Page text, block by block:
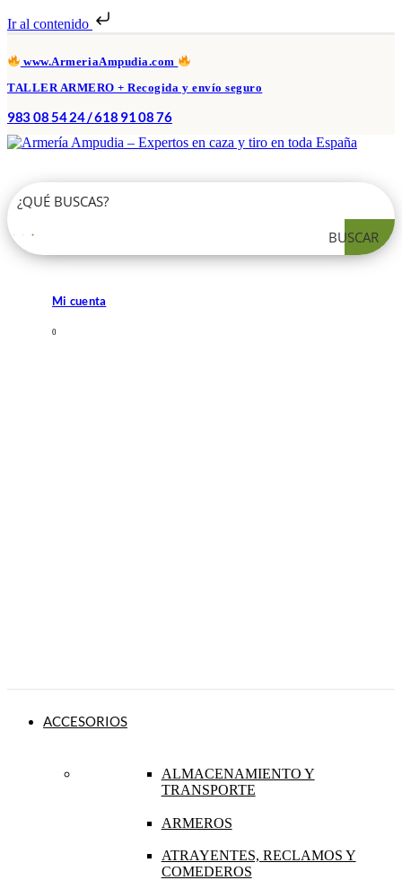
Ir al contenido
www.ArmeriaAmpudia.com
TALLER ARMERO + Recogida y envío seguro
983 08 54 24 / 618 91 08 76
BUSCAR
Mi cuenta
0
ACCESORIOS
ALMACENAMIENTO Y
TRANSPORTE
ARMEROS
ATRAYENTES, RECLAMOS Y
COMEDEROS